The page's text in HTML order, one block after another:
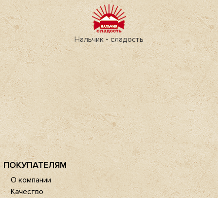
Нальчик - сладость
ПОКУПАТЕЛЯМ
О компании
Качество